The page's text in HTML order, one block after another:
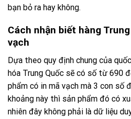
bạn bỏ ra hay không.
Cách nhận biết hàng
vạch
Dựa theo quy định chung của
hóa Trung Quốc sẽ có số từ 690
phẩm có in mã vạch mà 3 con số
khoảng này thì sản phẩm đó có
nhiên đây không phải là dữ liệu